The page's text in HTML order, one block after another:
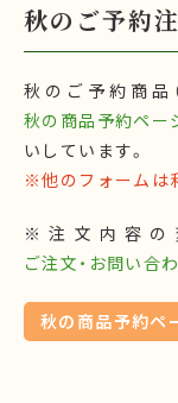
秋のご予約
秋のご予約商品
秋の商品予約ペー
いしています。
※他のフォームは
※注文内容の
ご注文・お問い合
秋の商品予約ペ